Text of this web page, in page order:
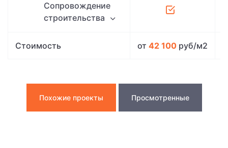
Сопровождение
строительства
Стоимость от 42 100 руб/м2
Похожие проекты Просмотренные